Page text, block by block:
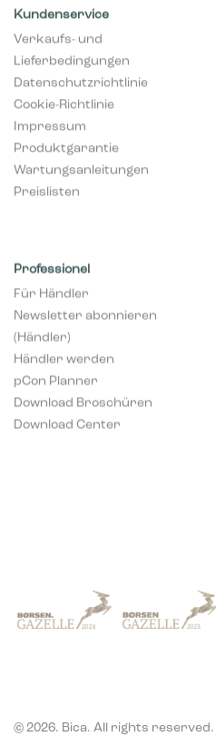
Kundenservice
Verkaufs- und
Lieferbedingungen
Datenschutzrichtlinie
Cookie-Richtlinie
Impressum
Produktgarantie
Wartungsanleitungen
Preislisten
Download Broschüren
© 2026. Bica. All rights reserved.